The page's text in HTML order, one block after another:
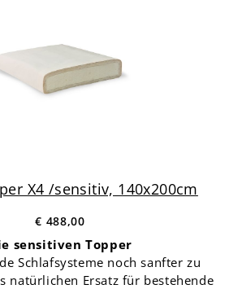
X4 /sensitiv, 140x200cm
€ 488,00
sensitiven Topper
Schlafsysteme noch sanfter zu
natürlichen Ersatz für bestehende